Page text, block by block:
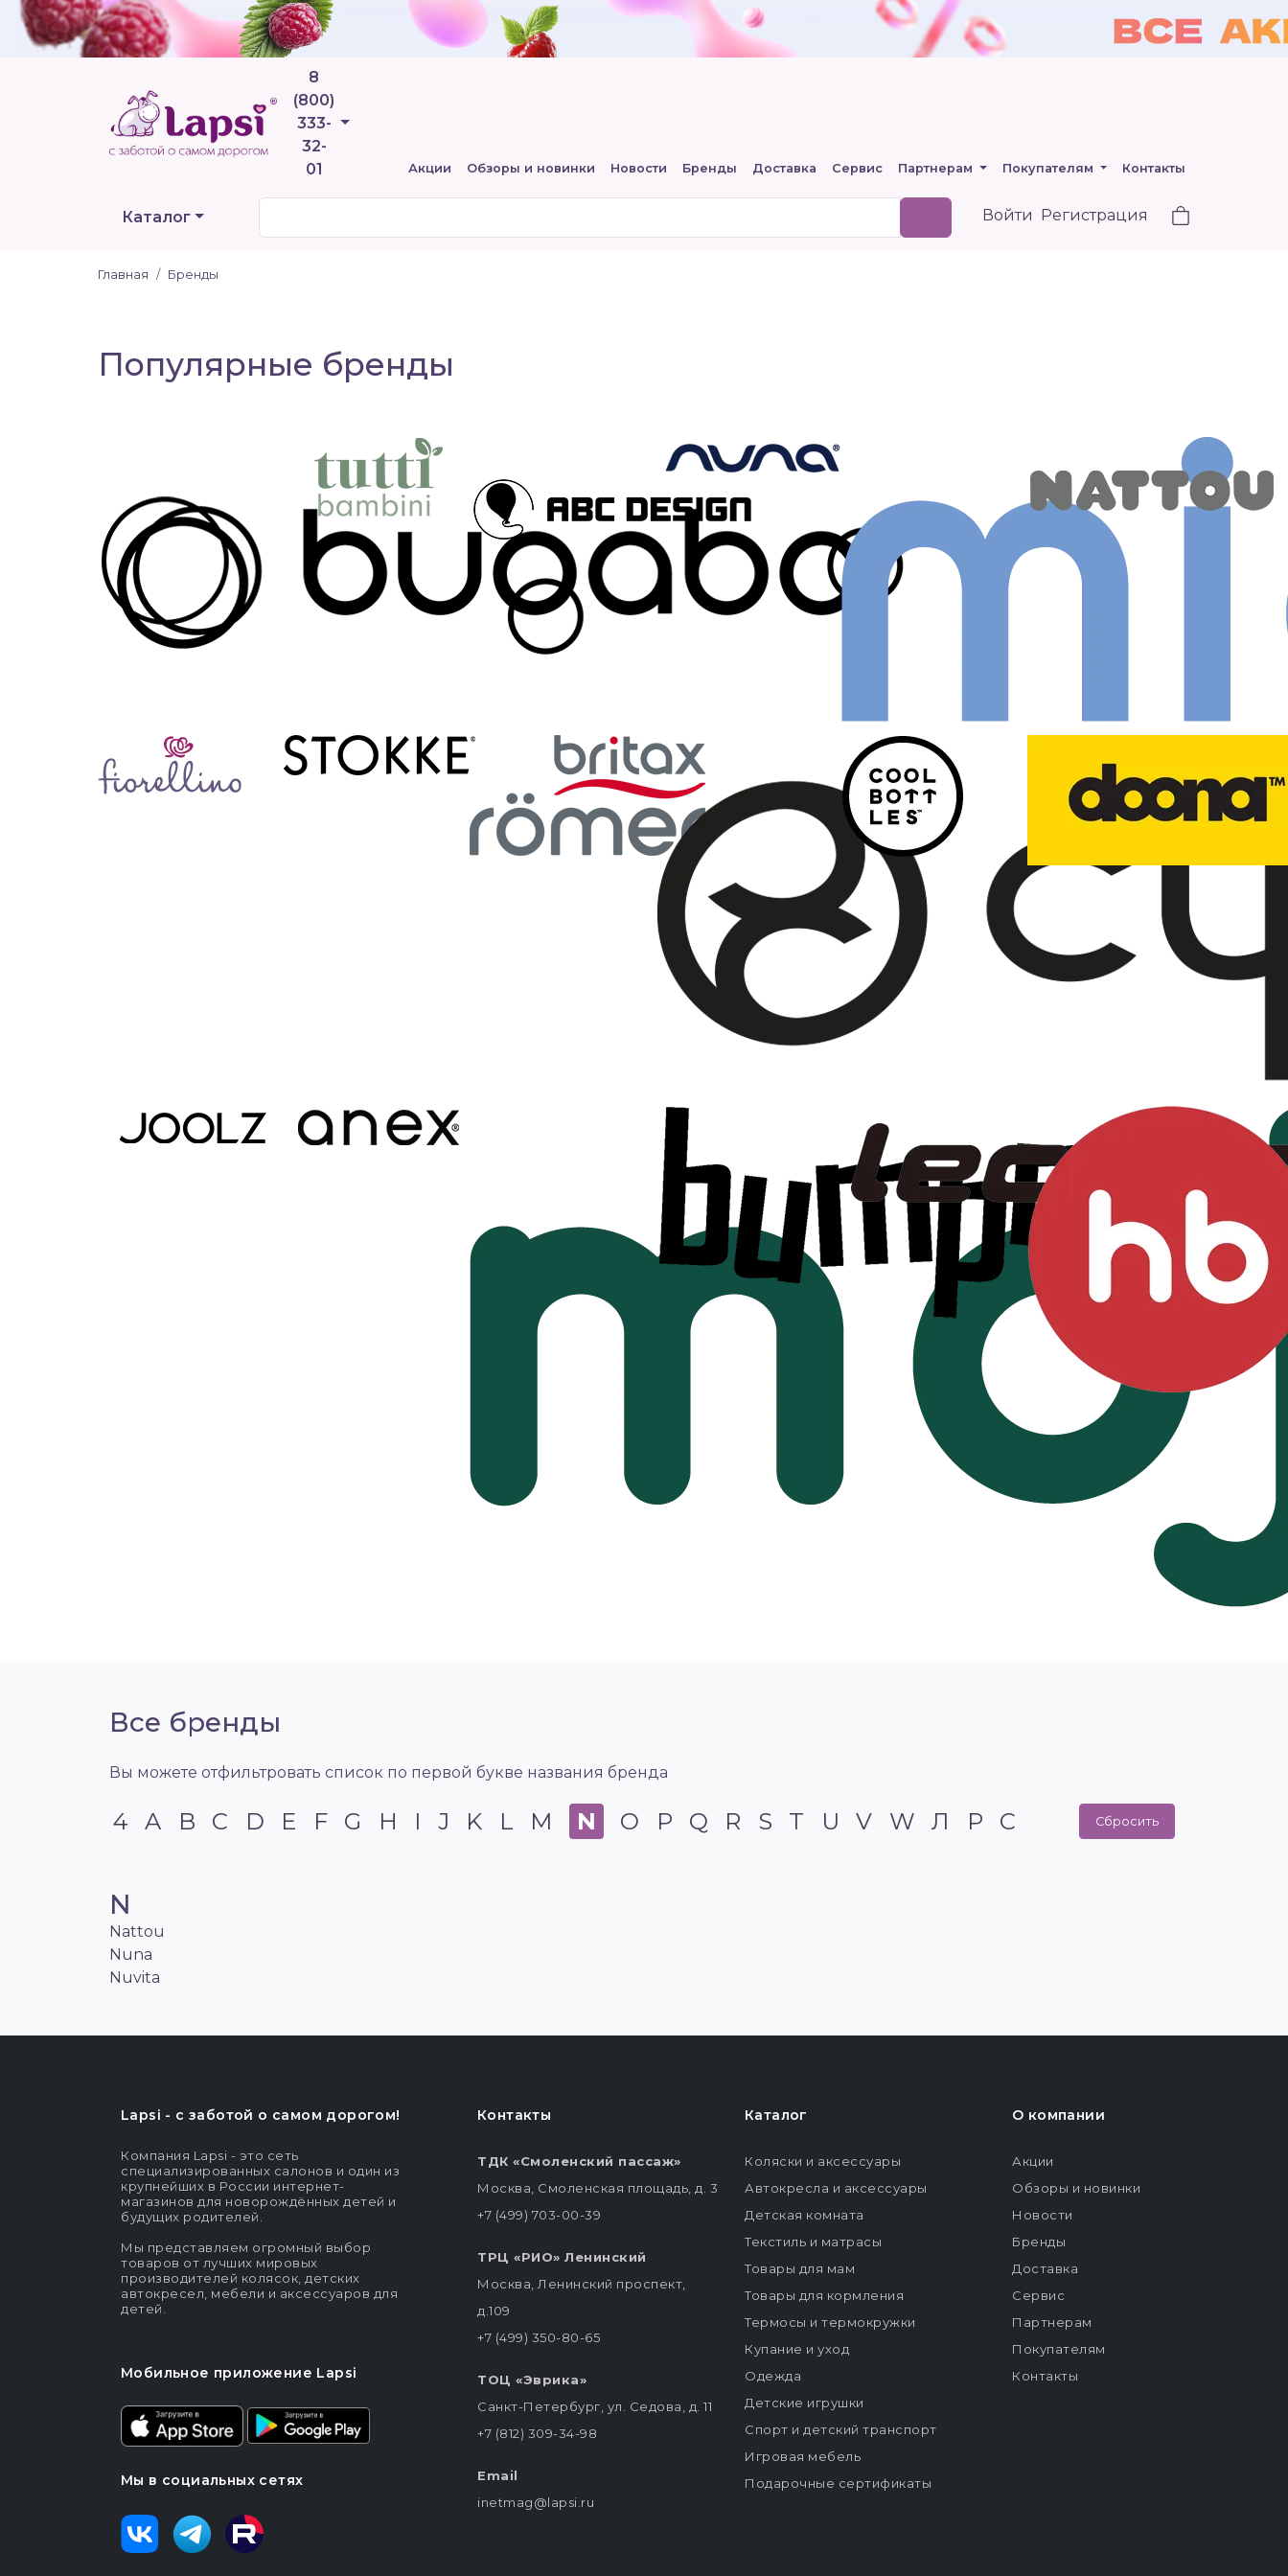
8
(800)
333-
32-
01
Телефоны
Акции Обзоры и новинки Новости Бренды Доставка Сервис Партнерам Покупателям Контакты
Каталог Войти Регистрация
Главная Бренды
Популярные бренды
Все бренды
Вы можете отфильтровать список по первой букве названия бренда
Сбросить
4 A B C D E F G H I J K L M N O P Q R S T U V W Л Р С
N
Nattou
Nuna
Nuvita
Lapsi - c заботой о самом дорогом!
Компания Lapsi - это сеть
специализированных салонов и один из
крупнейших в России интернет-
магазинов для новорождённых детей и
будущих родителей.
Мы представляем огромный выбор
товаров от лучших мировых
производителей колясок, детских
автокресел, мебели и аксессуаров для
детей.
Мобильное приложение Lapsi
Мы в социальных сетях
Контакты
ТДК «Смоленский пассаж»
Москва, Смоленская площадь, д. 3
+7 (499) 703-00-39
ТРЦ «РИО» Ленинский
Москва, Ленинский проспект,
д.109
+7 (499) 350-80-65
ТОЦ «Эврика»
Санкт-Петербург, ул. Седова, д. 11
+7 (812) 309-34-98
Email
inetmag@lapsi.ru
Каталог
Коляски и аксессуары
Автокресла и аксессуары
Детская комната
Текстиль и матрасы
Товары для мам
Товары для кормления
Термосы и термокружки
Купание и уход
Одежда
Детские игрушки
Спорт и детский транспорт
Игровая мебель
Подарочные сертификаты
О компании
Акции
Обзоры и новинки
Новости
Бренды
Доставка
Сервис
Партнерам
Покупателям
Контакты